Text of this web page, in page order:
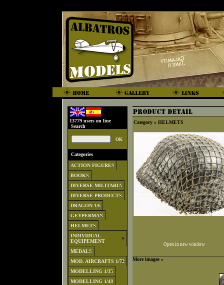
13779 users on line
Search
Categories
ACTION FIGURES
BOOKS
DIVERSE MILITARIA
DIVERSE PRODUCTS
DRAGON 1/6
GEYPERMAN
HELMETS
INDIVIDUAL
EQUIPEMENT
MEDALS
MOD. AIRCRAFTS 1/72
MODELLING 1/35
MODELLING 1/48
Category » HELMETS
Open in new window
More images »